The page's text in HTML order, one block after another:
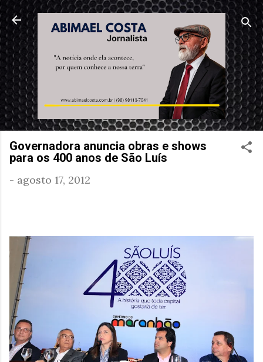
Pular para o conteúdo principal
Governadora anuncia obras e shows
para os 400 anos de São Luís
- agosto 17, 2012